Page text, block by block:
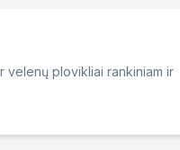
velenų plovikliai rankiniam ir